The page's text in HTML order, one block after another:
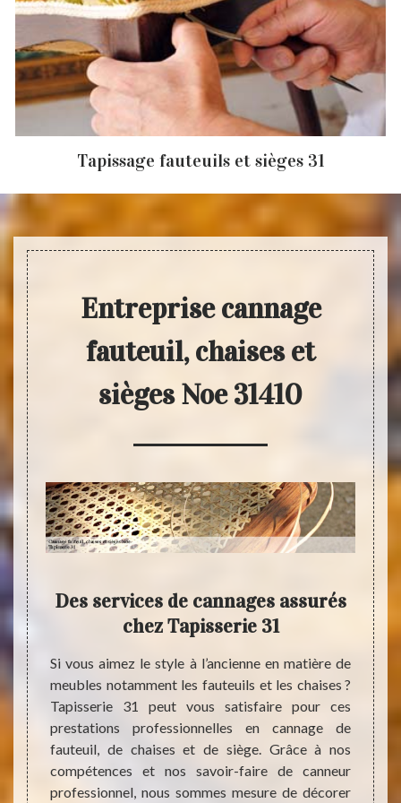
Tapissage fauteuils et sièges 31
Entreprise cannage
fauteuil, chaises et
sièges Noe 31410
de
il est
des
Des services de cannages assurés
chez Tapisserie 31
Si vous aimez le style à l’ancienne en matière de
meubles notamment les fauteuils et les chaises ?
Tapisserie 31 peut vous satisfaire pour ces
prestations professionnelles en cannage de
fauteuil, de chaises et de siège. Grâce à nos
compétences et nos savoir-faire de canneur
professionnel, nous sommes mesure de décorer